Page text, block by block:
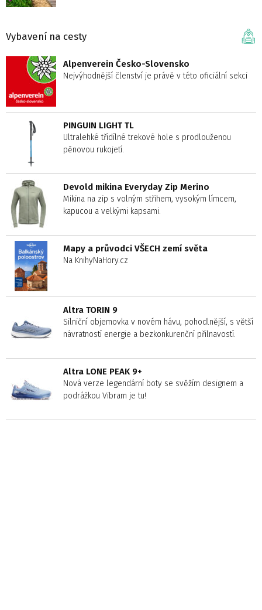
Vybavení na cesty
Alpenverein Česko-Slovensko
Nejvýhodnější členství je právě v této oficiální sekci
PINGUIN LIGHT TL
Ultralehké třídílné trekové hole s prodlouženou
pěnovou rukojetí.
Devold mikina Everyday Zip Merino
Mikina na zip s volným střihem, vysokým límcem,
kapucou a velkými kapsami.
Mapy a průvodci VŠECH zemí světa
Na KnihyNaHory.cz
Altra TORIN 9
Silniční objemovka v novém hávu, pohodlnější, s větší
návratností energie a bezkonkurenční přilnavostí.
Altra LONE PEAK 9+
Nová verze legendární boty se svěžím designem a
podrážkou Vibram je tu!